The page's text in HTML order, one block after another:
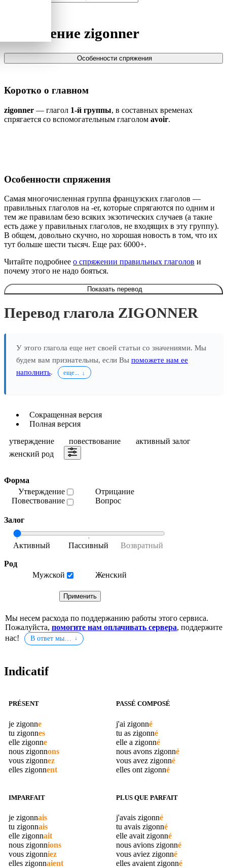
Спряжение zigonner
Особенности спряжения
Коротко о главном
zigonner — глагол 1-й группы, в составных временах
спрягается со вспомогательным глаголом avoir.
Особенности спряжения
Самая многочисленная группа французских глаголов —
правильных глаголов на -er, которые спрягаются по одним и
тем же правилам безо всяких экзотических случаев (а такие
есть даже у правильных глаголов, не входящих в эту группу).
В общем, довольно скучно, но хорошая новость в том, что их
тут больше шести тысяч. Еще раз: 6000+.
Читайте подробнее о спряжении правильных глаголов и
почему этого не надо бояться.
Показать перевод
Перевод глагола ZIGONNER
У этого глагола еще нет своей статьи со значениями. Мы
будем вам признательны, если Вы поможете нам ее
наполнить. еще...
Сокращенная версия
Полная версия
утверждение
повествование
активный залог
женский род
Форма
Утверждение
Повествование
Отрицание
Вопрос
Залог
Род
Мужской
Женский
Мы несем расхода по поддержанию работы этого сервиса.
Пожалуйста, помогите нам оплачивать сервера, поддержите
нас!
В ответ мы…
Indicatif
PRÉSENT
je zigonne
tu zigonnes
elle zigonne
nous zigonnons
vous zigonnez
elles zigonnent
PASSÉ COMPOSÉ
j'ai zigonné
tu as zigonné
elle a zigonné
nous avons zigonné
vous avez zigonné
elles ont zigonné
IMPARFAIT
je zigonnais
tu zigonnais
elle zigonnait
nous zigonnions
vous zigonniez
elles zigonnaient
PLUS QUE PARFAIT
j'avais zigonné
tu avais zigonné
elle avait zigonné
nous avions zigonné
vous aviez zigonné
elles avaient zigonné